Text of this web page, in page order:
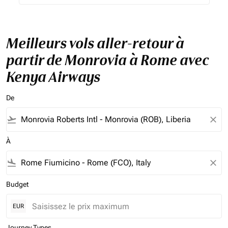
Meilleurs vols aller-retour à
partir de Monrovia à Rome avec
Kenya Airways
De
flight_takeoff close
À
flight_land close
Budget
EUR